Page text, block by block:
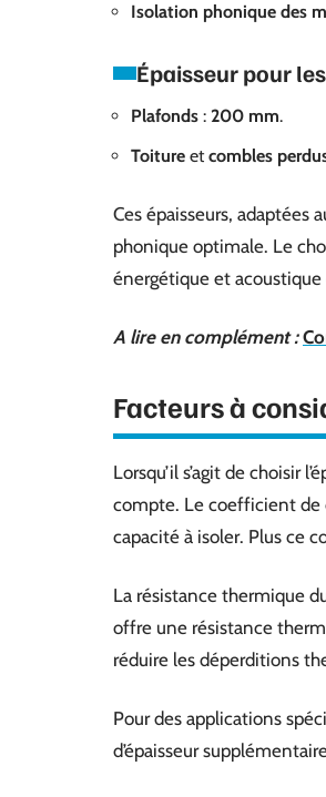
Isolation phonique des
Épaisseur pour
Plafonds : 200 mm.
Toiture etcombles
Ces épaisseurs,
phonique optimale. Le
énergétique et
A lire en complément :
Facteurs à
Lorsqu’il s’agit de choisir
compte. Le coefficient de
capacité à isoler. Plus ce
La résistance thermique
offre une résistance
réduire les déperditions
Pour des applications
d’épaisseur